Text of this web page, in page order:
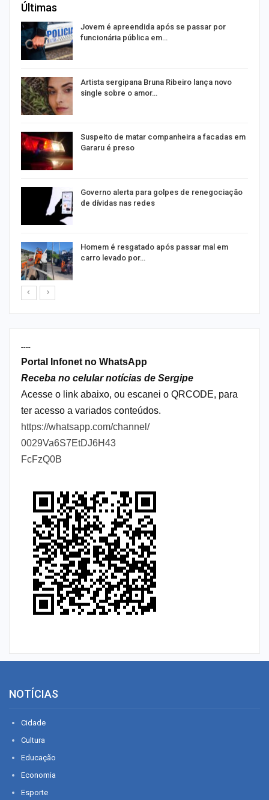
Últimas
Jovem é apreendida após se passar por
funcionária pública em…
Artista sergipana Bruna Ribeiro lança novo
single sobre o amor…
Suspeito de matar companheira a facadas em
Gararu é preso
Governo alerta para golpes de renegociação
de dívidas nas redes
Homem é resgatado após passar mal em
carro levado por…
----
Portal Infonet no WhatsApp
Receba no celular notícias de Sergipe
Acesse o link abaixo, ou escanei o QRCODE, para
ter acesso a variados conteúdos.
https://whatsapp.com/channel/
0029Va6S7EtDJ6H43
FcFzQ0B
NOTÍCIAS
Cidade
Cultura
Educação
Economia
Esporte